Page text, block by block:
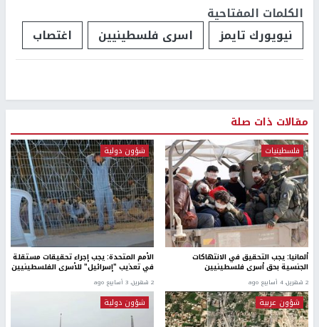
الكلمات المفتاحية
نيويورك تايمز
اسرى فلسطينيين اغتصاب
مقالات ذات صلة
فلسطينيات
ألمانيا: يجب التحقيق في الانتهاكات
الجنسية بحق أسرى فلسطينيين
2 شهرين، 4 أسابيع ago
شؤون دولية
الأمم المتحدة: يجب إجراء تحقيقات مستقلة
في تعذيب "إسرائيل" للأسرى الفلسطينيين
2 شهرين، 3 أسابيع ago
شؤون عربية شؤون دولية